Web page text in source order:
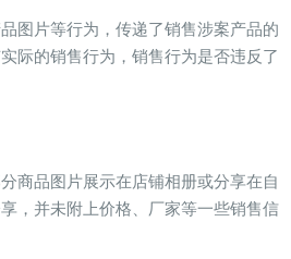
图片等行为，传递了销售涉案产品的
际的销售行为，销售行为是否违反了
商品图片展示在店铺相册或分享在自
，并未附上价格、厂家等一些销售信